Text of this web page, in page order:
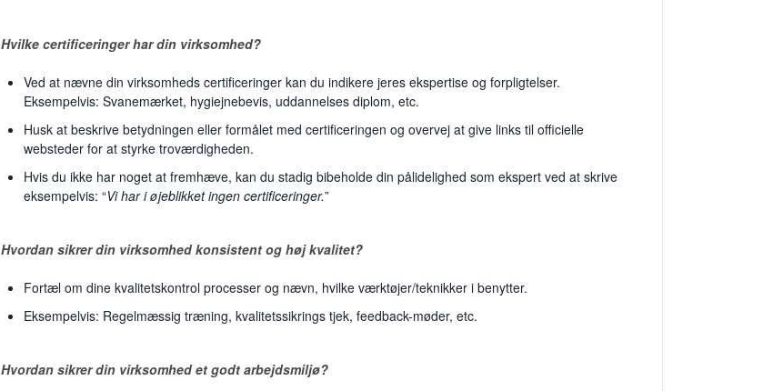
Hvilke certificeringer har din virksomhed?
Ved at nævne din virksomheds certificeringer kan du indikere jeres ekspertise og forpligtelser.
Eksempelvis: Svanemærket, hygiejnebevis, uddannelses diplom, etc.
Husk at beskrive betydningen eller formålet med certificeringen og overvej at give links til officielle
websteder for at styrke troværdigheden.
Hvis du ikke har noget at fremhæve, kan du stadig bibeholde din pålidelighed som ekspert ved at skrive
eksempelvis: “Vi har i øjeblikket ingen certificeringer.”
Hvordan sikrer din virksomhed konsistent og høj kvalitet?
Fortæl om dine kvalitetskontrol processer og nævn, hvilke værktøjer/teknikker i benytter.
Eksempelvis: Regelmæssig træning, kvalitetssikrings tjek, feedback-møder, etc.
Hvordan sikrer din virksomhed et godt arbejdsmiljø?